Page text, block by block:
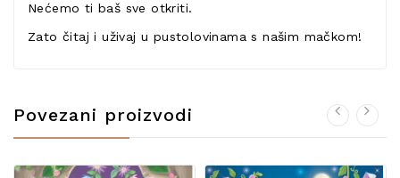
Nećemo ti baš sve otkriti.
Zato čitaj i uživaj u pustolovinama s našim mačkom!
Povezani proizvodi